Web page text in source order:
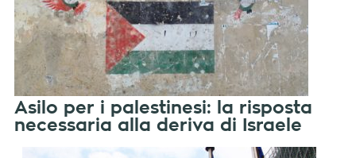
Asilo per i palestinesi: la risposta
necessaria alla deriva di Israele